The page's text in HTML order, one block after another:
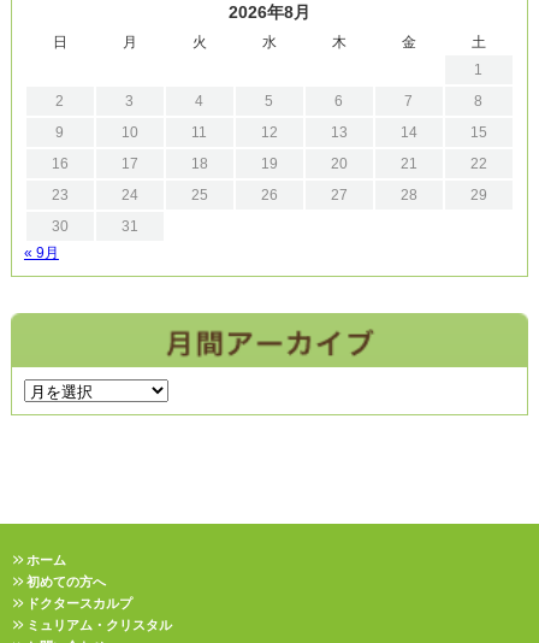
2026年8月
日 月 火 水 木 金
土
1
2
3 4 5 6 7
8
9
10 11 12 13 14
15
16
17 18 19 20 21
22
23
24 25 26 27 28
29
30
31
« 9月
ホーム
初めての方へ
ドクタースカルプ
ミュリアム・クリスタル